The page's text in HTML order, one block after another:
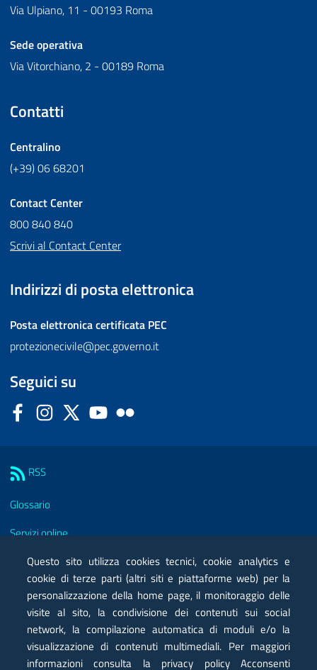
Via Ulpiano, 11 - 00193 Roma
Sede operativa
Via Vitorchiano, 2 - 00189 Roma
Contatti
Centralino
(+39) 06 68201
Contact Center
800 840 840
Scrivi al Contact Center
Indirizzi di posta elettronica
Posta elettronica certificata PEC
protezionecivile@pec.governo.it
Seguici su
FacebookInstagram
Twitter YouTube
RSS
Glossario
Servizi online
Moduli
Posta elettronica certificata PEC
Privacy
Note legali
Questo sito utilizza cookies tecnici, cookie analytics e
cookie di terze parti (altri siti e piattaforme web) per la
personalizzazione della home page, il monitoraggio delle
visite al sito, la condivisione dei contenuti sui social
network, la compilazione automatica di moduli e/o la
visualizzazione di contenuti multimediali. Per maggiori
informazioni consulta la privacy policy Acconsenti